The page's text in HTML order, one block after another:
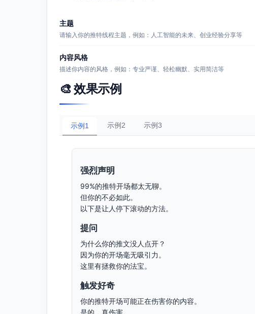
主题
请输入你的推特线程主题，例如：人工智能的未来、创业经验分享等
内容风格
描述你内容的风格，例如：专业严谨、轻松幽默、实用简洁等
🎨 效果示例
示例1 示例2 示例3
强烈声明
99%的推特开场都太无聊。
但你的不必如此。
以下是让人停下滚动的方法。
提问
为什么你的推文没人点开？
因为你的开场毫无吸引力。
这里有拯救你的法宝。
触发好奇
你的推特开场可能正在伤害你的内容。
是的，真伤害。